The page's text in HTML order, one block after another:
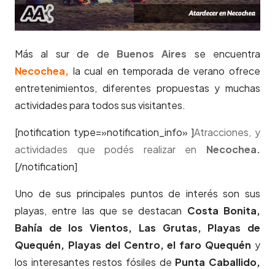
Más al sur de de Buenos Aires se encuentra
Necochea, la cual en temporada de verano ofrece
entretenimientos, diferentes propuestas y muchas
actividades para todos sus visitantes.
[notification type=»notification_info» ]Atracciones, y
actividades que podés realizar en Necochea.
[/notification]
Uno de sus principales puntos de interés son sus
playas, entre las que se destacan Costa Bonita,
Bahía de los Vientos, Las Grutas, Playas de
Quequén, Playas del Centro, el faro Quequén y
los interesantes restos fósiles de Punta Caballido,